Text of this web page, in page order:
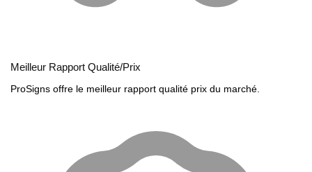
Meilleur Rapport Qualité/Prix
ProSigns offre le meilleur rapport qualité prix du marché.